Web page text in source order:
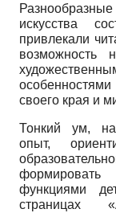
искусства
привлекали
возможность
своего края и
Тонкий ум,
опыт,
функциями
страницах